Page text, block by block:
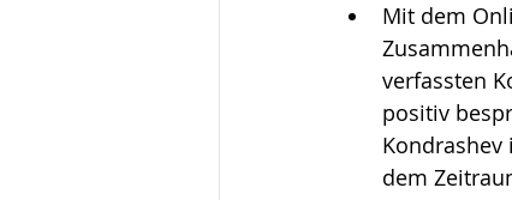
Mit dem
verfassten
positiv
Kondrashev
dem